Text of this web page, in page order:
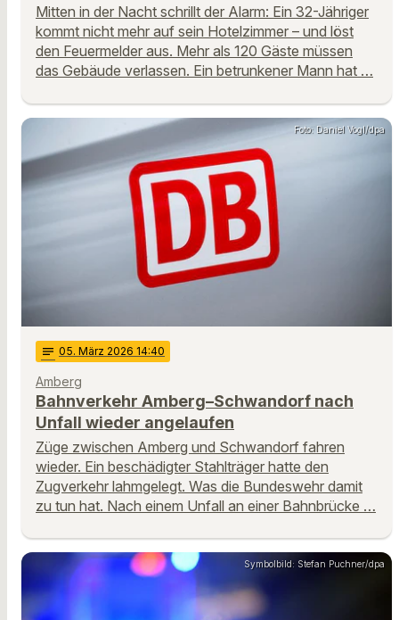
Mitten in der Nacht schrillt der Alarm: Ein 32-Jähriger
kommt nicht mehr auf sein Hotelzimmer – und löst
den Feuermelder aus. Mehr als 120 Gäste müssen
das Gebäude verlassen. Ein betrunkener Mann hat …
Foto: Daniel Vogl/dpa
notes 05. März 2026 14:40
Amberg
Bahnverkehr Amberg–Schwandorf nach
Unfall wieder angelaufen
Züge zwischen Amberg und Schwandorf fahren
wieder. Ein beschädigter Stahlträger hatte den
Zugverkehr lahmgelegt. Was die Bundeswehr damit
zu tun hat. Nach einem Unfall an einer Bahnbrücke …
Symbolbild: Stefan Puchner/dpa